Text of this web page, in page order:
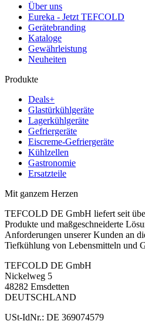
Über uns
Eureka - Jetzt TEFCOLD
Gerätebranding
Kataloge
Gewährleistung
Neuheiten
Produkte
Deals+
Glastürkühlgeräte
Lagerkühlgeräte
Gefriergeräte
Eiscreme-Gefriergeräte
Kühlzellen
Gastronomie
Ersatzteile
Mit ganzem Herzen
TEFCOLD DE GmbH liefert seit
Produkte und maßgeschneiderte
Anforderungen unserer Kunden an
Tiefkühlung von Lebensmitteln und
TEFCOLD DE GmbH
Nickelweg 5
48282 Emsdetten
DEUTSCHLAND
USt-IdNr.: DE 369074579